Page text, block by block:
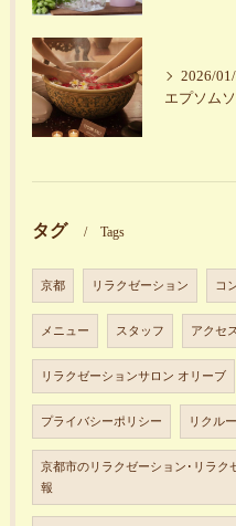
2026/
エプソム
タグ Tags
京都 リラクゼーション コ
メニュー スタッフ アクセス
リラクゼーションサロン オリーブ
プライバシーポリシー リクル
京都市のリラクゼーション･リラク
報